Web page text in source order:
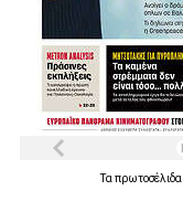
Ταπρωτοσέλιδα